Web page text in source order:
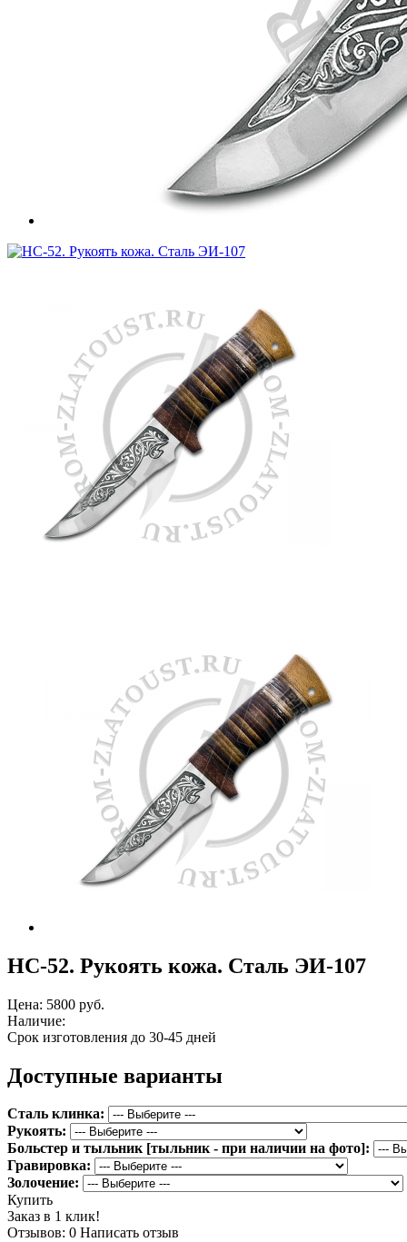
НС-52. Рукоять кожа. Сталь ЭИ-107
Цена: 5800 руб.
Наличие:
Срок изготовления до 30-45 дней
Доступные варианты
Сталь клинка:
Рукоять:
Больстер и тыльник [тыльник - при наличии на фото]:
Гравировка:
Золочение:
Купить
Заказ в 1 клик!
Отзывов: 0 Написать отзыв